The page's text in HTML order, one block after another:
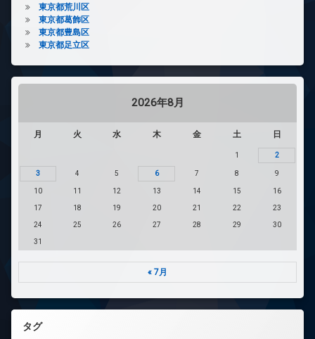
東京都荒川区
東京都葛飾区
東京都豊島区
東京都足立区
2026年8月
月 火 水 木 金 土 日
1 2
3 4 5 6 7 8 9
10 11 12 13 14 15 16
17 18 19 20 21 22 23
24 25 26 27 28 29 30
31
« 7月
タグ